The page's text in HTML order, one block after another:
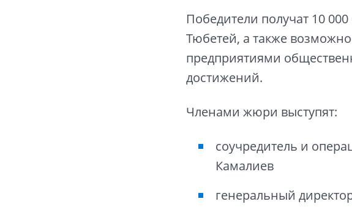
Победители получат 10
Тюбетей, а также
предприятиями
достижений.
Членами жюри выступят:
соучредитель и
Камалиев
генеральный